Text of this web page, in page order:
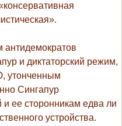
и диктаторский режим,
утонченным
Сингапур
ее сторонникам едва ли
устройства.